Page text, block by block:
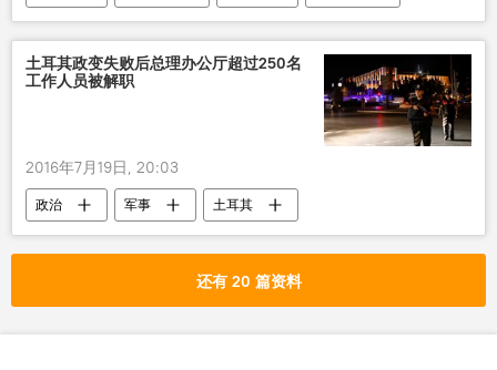
土耳其政变失败后总理办公厅超过250名
工作人员被解职
2016年7月19日, 20:03
政治 军事 土耳其
还有 20 篇资料